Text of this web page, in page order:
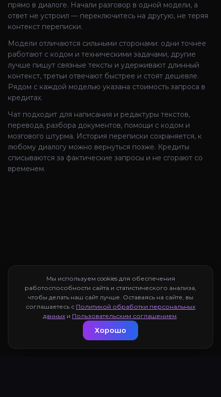
прямо в диалоге. Начали разговор в одной модели, а
ответ не устроил — переключитесь на другую, не теряя
контекст переписки.
Модели отличаются сильными сторонами: одни точнее
работают с кодом и техническими задачами, другие
лучше пишут связные тексты и удерживают длинный
контекст, третьи отвечают быстрее и стоят дешевле.
Рядом с каждой моделью указана стоимость запроса в
кредитах.
Чат подходит для написания и редактуры текстов,
перевода, разбора документов, помощи с кодом и
мозгового штурма. История переписки сохраняется, к
любому диалогу можно вернуться позже. Кредиты
списываются за фактические запросы и не сгорают со
временем.
Мы используем cookies для обеспечения
работоспособности сайта и статистического анализа,
чтобы делать наш сайт лучше. Оставаясь на сайте, вы
соглашаетесь с Политикой обработки персональных
данных и Пользовательским соглашением.
Хорошо